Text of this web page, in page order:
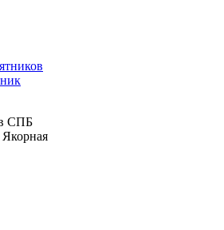
СПБ